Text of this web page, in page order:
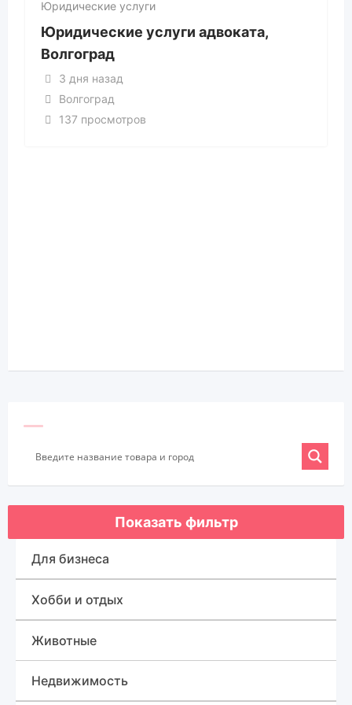
Юридические услуги
Юридические услуги адвоката,
Волгоград
3 дня назад
Волгоград
137 просмотров
Показать фильтр
Для бизнеса
Оборудование для бизнеса
Готовый бизнес
Товары для бизнеса
Хобби и отдых
Спорт, туризм и отдых
Для быта
Животные
Недвижимость